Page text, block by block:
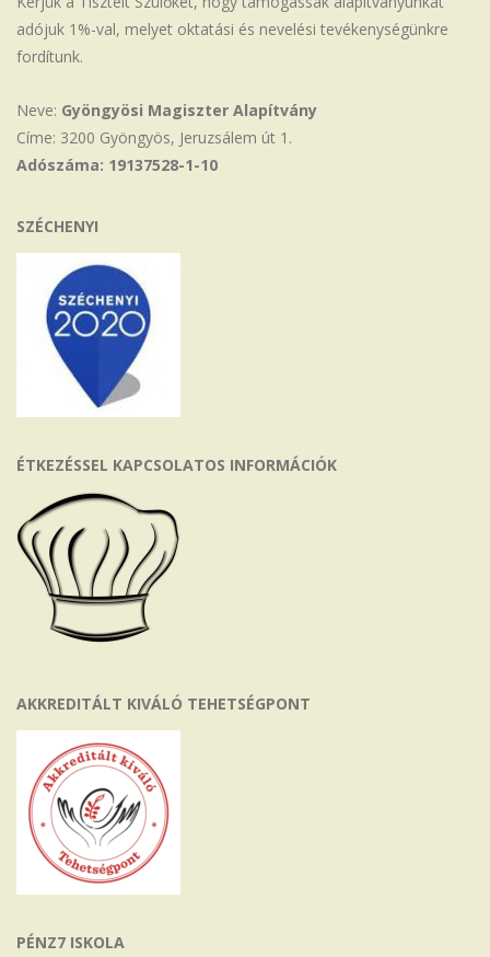
adójuk 1%-val, melyet oktatási és nevelési tevékenységünkre
fordítunk.
Neve: Gyöngyösi Magiszter Alapítvány
Címe: 3200 Gyöngyös, Jeruzsálem út 1.
Adószáma: 19137528-1-10
SZÉCHENYI
ÉTKEZÉSSEL KAPCSOLATOS INFORMÁCIÓK
AKKREDITÁLT KIVÁLÓ TEHETSÉGPONT
PÉNZ7 ISKOLA